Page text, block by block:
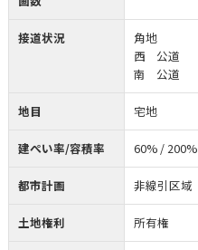
接道状況
角地
西 公道
南 公道
地目 宅地
建ぺい率/容積率 60% / 200%
都市計画 非線引区域
土地権利 所有権